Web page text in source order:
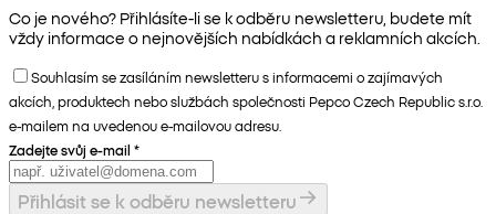
Co je nového? Přihlásíte-li se k odběru newsletteru, budete mít
vždy informace o nejnovějších nabídkách a reklamních akcích.
Souhlasím se zasíláním newsletteru s informacemi o zajímavých
akcích, produktech nebo službách společnosti Pepco Czech Republic s.r.o.
e-mailem na uvedenou e-mailovou adresu.
Zadejte svůj e-mail *
Přihlásit se k odběru newsletteru